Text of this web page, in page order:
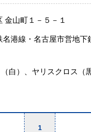
金山町１－５－１
港線・名古屋市営地
白）、ヤリスクロス（黒
1